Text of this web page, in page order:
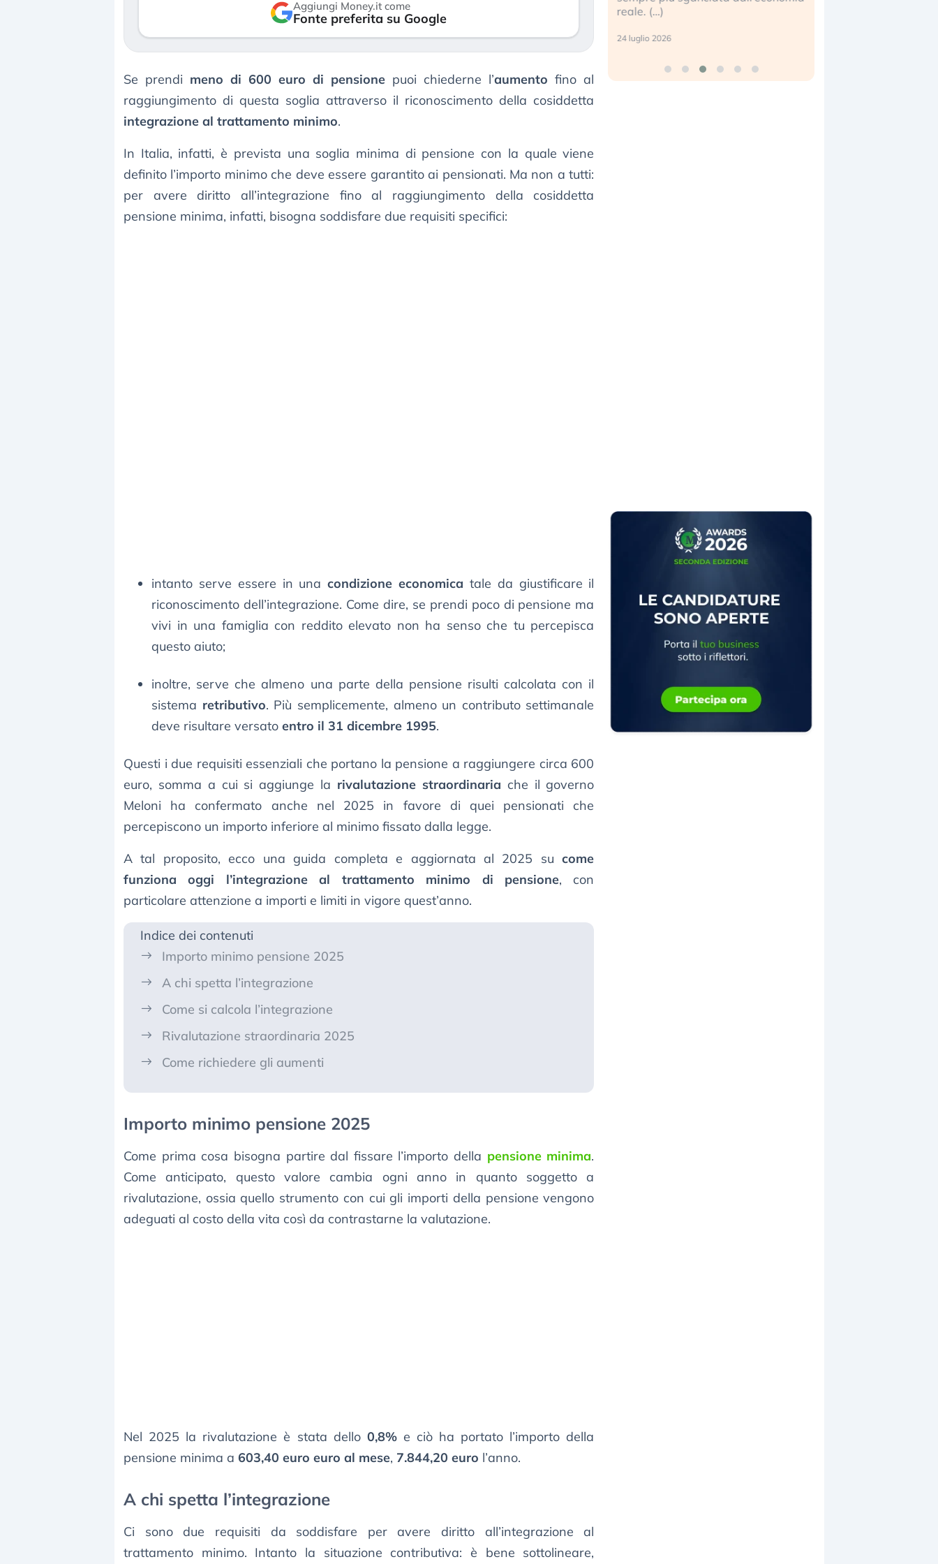
Aggiungi Money.it come
Fonte preferita su Google
Se prendi meno di 600 euro di pensione puoi chiederne l’aumento fino al
raggiungimento di questa soglia attraverso il riconoscimento della cosiddetta
integrazione al trattamento minimo.
In Italia, infatti, è prevista una soglia minima di pensione con la quale viene
definito l’importo minimo che deve essere garantito ai pensionati. Ma non a tutti:
per avere diritto all’integrazione fino al raggiungimento della cosiddetta
pensione minima, infatti, bisogna soddisfare due requisiti specifici:
intanto serve essere in unacondizione economica tale da giustificare il
riconoscimento dell’integrazione. Come dire, se prendi poco di pensione ma
vivi in una famiglia con reddito elevato non ha senso che tu percepisca
questo aiuto;
inoltre, serve che almeno una parte della pensione risulti calcolata con il
sistema retributivo. Più semplicemente, almeno un contributo settimanale
deve risultare versato entro il 31 dicembre 1995.
Questi i due requisiti essenziali che portano la pensione a raggiungere circa 600
euro, somma a cui si aggiunge la rivalutazione straordinaria che il governo
Meloni ha confermato anche nel 2025 in favore di quei pensionati che
percepiscono un importo inferiore al minimo fissato dalla legge.
A tal proposito, ecco una guida completa e aggiornata al 2025 sucome
funziona oggi l’integrazione al trattamento minimo di pensione, con
particolare attenzione a importi e limiti in vigore quest’anno.
Indice dei contenuti
Importo minimo pensione 2025
A chi spetta l’integrazione
Come si calcola l’integrazione
Rivalutazione straordinaria 2025
Come richiedere gli aumenti
Importo minimo pensione 2025
Come prima cosa bisogna partire dal fissare l’importo della pensione minima.
Come anticipato, questo valore cambia ogni anno in quanto soggetto a
rivalutazione, ossia quello strumento con cui gli importi della pensione vengono
adeguati al costo della vita così da contrastarne la valutazione.
Nel 2025 la rivalutazione è stata dello 0,8%e ciò ha portato l’importo della
pensione minima a 603,40 euro euro al mese, 7.844,20 euro l’anno.
A chi spetta l’integrazione
Ci sono due requisiti da soddisfare per avere diritto all’integrazione al
trattamento minimo. Intanto la situazione contributiva: è bene sottolineare,
reale. (…)
24 luglio 2026